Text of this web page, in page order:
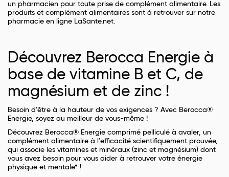
un pharmacien pour toute prise de complément alimentaire. Les
produits et complément alimentaires sont à retrouver sur notre
pharmacie en ligne LaSante.net.
Découvrez Berocca Energie à
base de vitamine B et C, de
magnésium et de zinc !
Besoin d’être à la hauteur de vos exigences ? Avec Berocca®
Energie, soyez au meilleur de vous-même !
Découvrez Berocca® Energie comprimé pelliculé à avaler, un
complément alimentaire à l'efficacité scientifiquement prouvée,
qui associe les vitamines et minéraux (zinc et magnésium) dont
vous avez besoin pour vous aider à retrouver votre énergie
physique et mentale* !